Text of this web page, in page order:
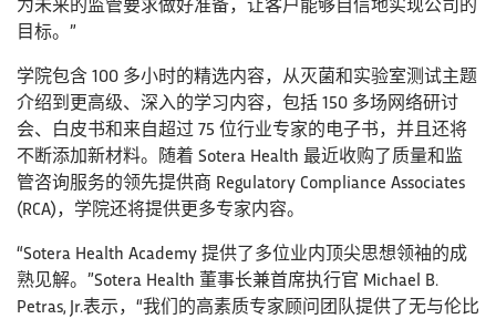
目标。”
学院包含 100 多小时的精选内容，从灭菌和实验室测试主题
介绍到更高级、深入的学习内容，包括 150 多场网络研讨
会、白皮书和来自超过 75 位行业专家的电子书，并且还将
不断添加新材料。随着 Sotera Health 最近收购了质量和监
管咨询服务的领先提供商 Regulatory Compliance Associates
(RCA)，学院还将提供更多专家内容。
“Sotera Health Academy 提供了多位业内顶尖思想领袖的成
熟见解。”Sotera Health 董事长兼首席执行官 Michael B.
Petras, Jr.表示，“我们的高素质专家顾问团队提供了无与伦比